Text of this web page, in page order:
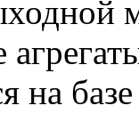
на